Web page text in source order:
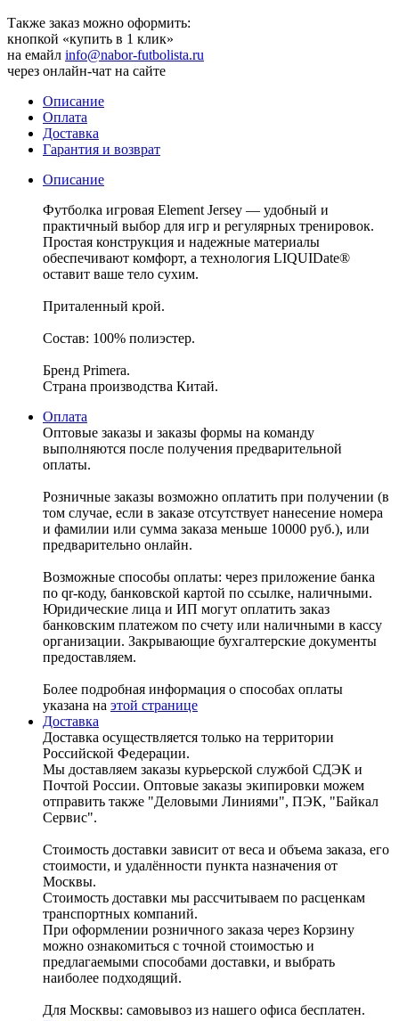
Также заказ можно оформить:
кнопкой «купить в 1 клик»
на емайл info@nabor-futbolista.ru
через онлайн-чат на сайте
Описание
Оплата
Доставка
Гарантия и возврат
Описание
Футболка игровая Element Jersey — удобный и
практичный выбор для игр и регулярных тренировок.
Простая конструкция и надежные материалы
обеспечивают комфорт, а технология LIQUIDate®
оставит ваше тело сухим.
Приталенный крой.
Состав: 100% полиэстер.
Бренд Primera.
Страна производства Китай.
Оплата
Оптовые заказы и заказы формы на команду
выполняются после получения предварительной
оплаты.
Розничные заказы возможно оплатить при получении (в
том случае, если в заказе отсутствует нанесение номера
и фамилии или сумма заказа меньше 10000 руб.), или
предварительно онлайн.
Возможные способы оплаты: через приложение банка
по qr-коду, банковской картой по ссылке, наличными.
Юридические лица и ИП могут оплатить заказ
банковским платежом по счету или наличными в кассу
организации. Закрывающие бухгалтерские документы
предоставляем.
Более подробная информация о способах оплаты
указана на этой странице
Доставка
Доставка осуществляется только на территории
Российской Федерации.
Мы доставляем заказы курьерской службой СДЭК и
Почтой России. Оптовые заказы экипировки можем
отправить также "Деловыми Линиями", ПЭК, "Байкал
Сервис".
Стоимость доставки зависит от веса и объема заказа, его
стоимости, и удалённости пункта назначения от
Москвы.
Стоимость доставки мы рассчитываем по расценкам
транспортных компаний.
При оформлении розничного заказа через Корзину
можно ознакомиться с точной стоимостью и
предлагаемыми способами доставки, и выбрать
наиболее подходящий.
Для Москвы: самовывоз из нашего офиса бесплатен.